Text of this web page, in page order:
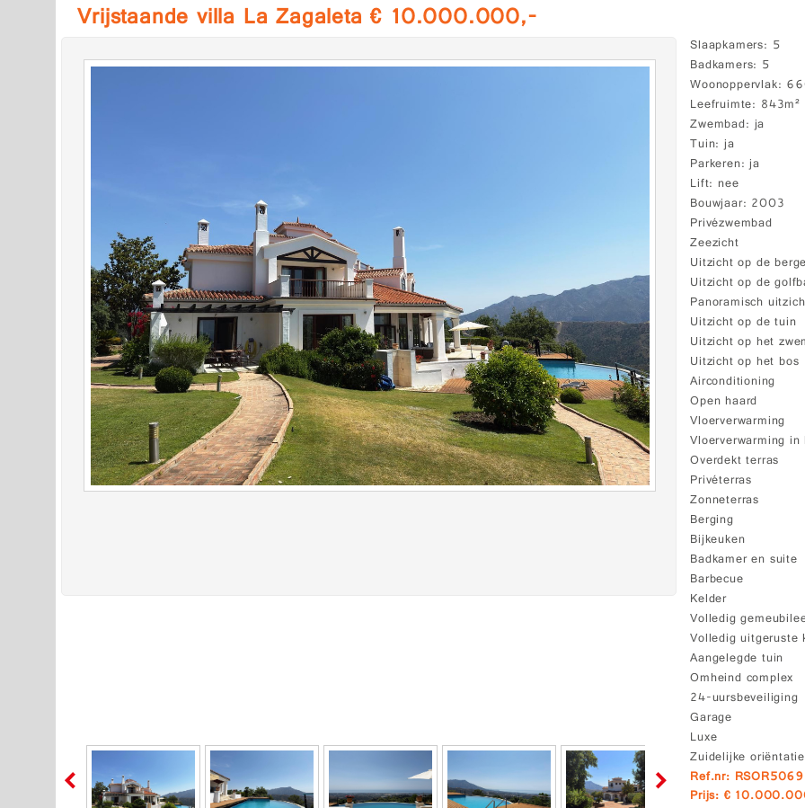
Vrijstaande villa La Zagaleta € 10.000.000,-
Slaapkamers 5
Badkamers 5
Woonoppervlak
Leefruimte 843m²
Zwembad ja
Tuin ja
Parkeren ja
Lift nee
Bouwjaar 2003
Privézwembad
Zeezicht
Uitzicht op de
Uitzicht op de
Panoramisch
Uitzicht op de tuin
Uitzicht op het
Uitzicht op het bos
Airconditioning
Open haard
Vloerverwarming
Vloerverwarming in
Overdekt terras
Privéterras
Zonneterras
Berging
Bijkeuken
Badkamer en suite
Barbecue
Kelder
Volledig
Volledig uitgeruste
Aangelegde tuin
Omheind complex
24-uursbeveiliging
Garage
Luxe
Zuidelijke oriëntatie
Ref.nr:
Prijs: €